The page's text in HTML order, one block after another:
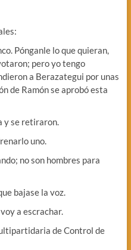
Pónganle lo que quieran,
pero yo tengo
a Berazategui por unas
de Ramón se aprobó esta
y se retiraron.
uno.
no son hombres para
bajase la voz.
a escrachar.
de Control de